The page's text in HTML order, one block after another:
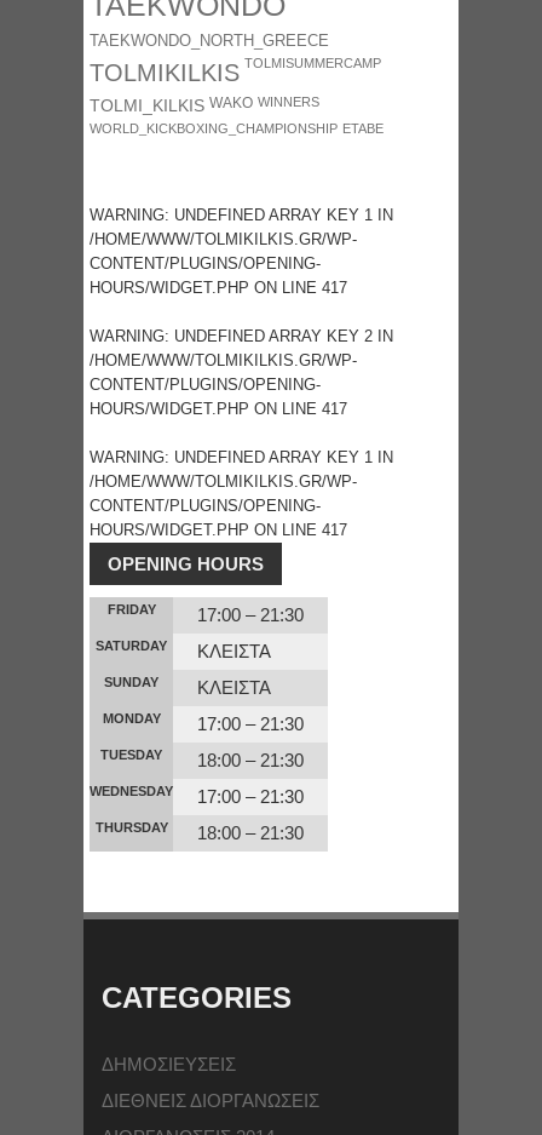
TAEKWONDO_NORTH_GREECE
TOLMIKILKIS TOLMISUMMERCAMP
TOLMI_KILKIS WAKO WINNERS
WORLD_KICKBOXING_CHAMPIONSHIP ΕΤΑΒΕ
WARNING: UNDEFINED ARRAY KEY 1 IN
/HOME/WWW/TOLMIKILKIS.GR/WP-
CONTENT/PLUGINS/OPENING-
HOURS/WIDGET.PHP ON LINE 417
WARNING: UNDEFINED ARRAY KEY 2 IN
/HOME/WWW/TOLMIKILKIS.GR/WP-
CONTENT/PLUGINS/OPENING-
HOURS/WIDGET.PHP ON LINE 417
WARNING: UNDEFINED ARRAY KEY 1 IN
/HOME/WWW/TOLMIKILKIS.GR/WP-
CONTENT/PLUGINS/OPENING-
HOURS/WIDGET.PHP ON LINE 417
OPENING HOURS
FRIDAY 17:00 – 21:30
SATURDAY ΚΛΕΙΣΤΑ
SUNDAY ΚΛΕΙΣΤΑ
MONDAY 17:00 – 21:30
TUESDAY 18:00 – 21:30
WEDNESDAY 17:00 – 21:30
THURSDAY 18:00 – 21:30
CATEGORIES
ΔΗΜΟΣΙΕΥΣΕΙΣ
ΔΙΕΘΝΕΙΣ ΔΙΟΡΓΑΝΩΣΕΙΣ